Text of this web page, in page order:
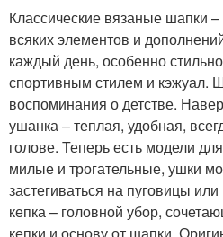
Классические вязаные шапки
всяких элементов и
каждый день, особенно
спортивным стилем и кэжуал.
воспоминания о детстве.
ушанка – теплая, удобная,
голове. Теперь есть модели
милые и трогательные, ушки
застегиваться на пуговицы
кепка – головной убор,